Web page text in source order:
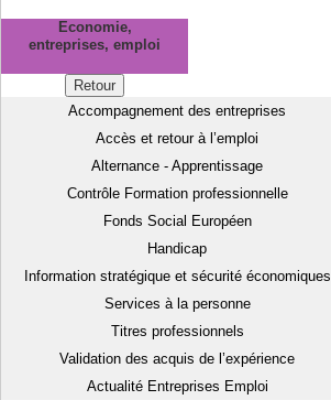
Economie,
entreprises, emploi
Retour
Accompagnement des entreprises
Accès et retour à l’emploi
Alternance - Apprentissage
Contrôle Formation professionnelle
Fonds Social Européen
Handicap
Information stratégique et sécurité économiques
Services à la personne
Titres professionnels
Validation des acquis de l’expérience
Actualité Entreprises Emploi